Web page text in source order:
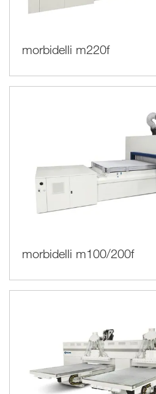
morbidelli m220f
morbidelli m100/200f